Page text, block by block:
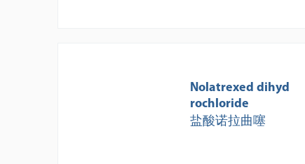
Nolatrexed dihyd
rochloride
盐酸诺拉曲噻